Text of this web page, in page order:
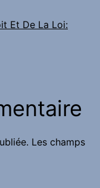
Et De La Loi:
Les champs